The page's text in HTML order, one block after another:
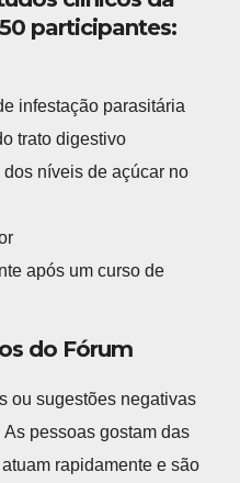
participantes:
infestação parasitária
trato digestivo
níveis de açúcar no
após um curso de
do Fórum
ou sugestões negativas
pessoas gostam das
rapidamente e são